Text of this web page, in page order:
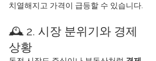
치열해지고 가격이 급등할 수 있습니다.
🕰️ 2. 시장 분위기와 경제
상황